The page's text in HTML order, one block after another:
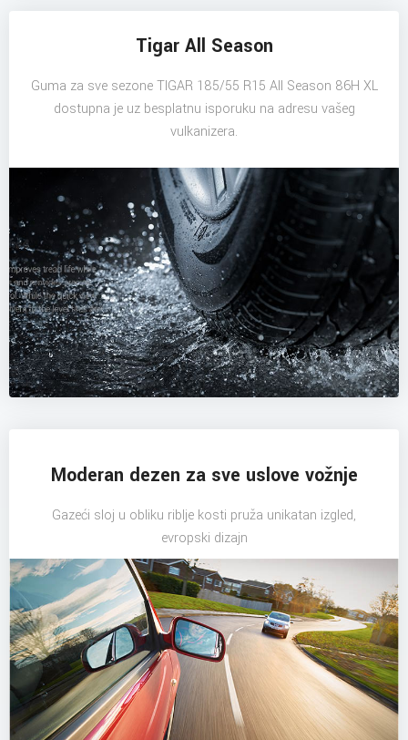
Tigar All Season
Guma za sve sezone TIGAR 185/55 R15 All Season 86H XL
dostupna je uz besplatnu isporuku na adresu vašeg
vulkanizera.
Moderan dezen za sve uslove vožnje
Gazeći sloj u obliku riblje kosti pruža unikatan izgled,
evropski dizajn